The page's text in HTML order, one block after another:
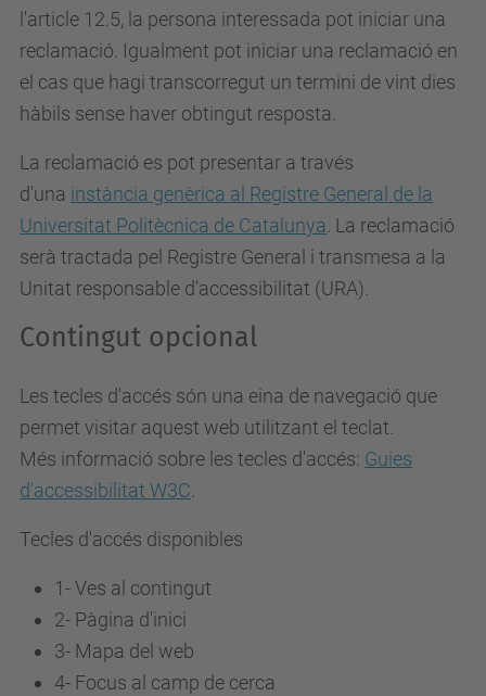
l'article 12.5, la persona interessada pot iniciar una
reclamació. Igualment pot iniciar una reclamació en
el cas que hagi transcorregut un termini de vint dies
hàbils sense haver obtingut resposta.
La reclamació es pot presentar a través
d'una instància genèrica al Registre General de la
Universitat Politècnica de Catalunya . La reclamació
serà tractada pel Registre General i transmesa a la
Unitat responsable d'accessibilitat (URA).
Contingut opcional
Les tecles d'accés són una eina de navegació que
permet visitar aquest web utilitzant el teclat.
Més informació sobre les tecles d'accés: Guies
d'accessibilitat W3C
Tecles d'accés disponibles
1- Ves al contingut
2- Pàgina d'inici
3- Mapa del web
4- Focus al camp de cerca